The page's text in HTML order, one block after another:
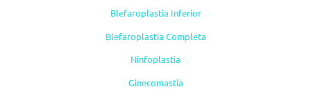
Blefaroplastia Inferior
Blefaroplastia Completa
Ninfoplastia
Ginecomastia